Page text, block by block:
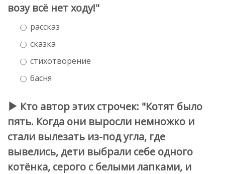
возу всё нет ходу!"
рассказ
сказка
стихотворение
басня
Кто автор этих строчек: "Котят было
пять. Когда они выросли немножко и
стали вылезать из-под угла, где
вывелись, дети выбрали себе одного
котёнка, серого с белыми лапками, и